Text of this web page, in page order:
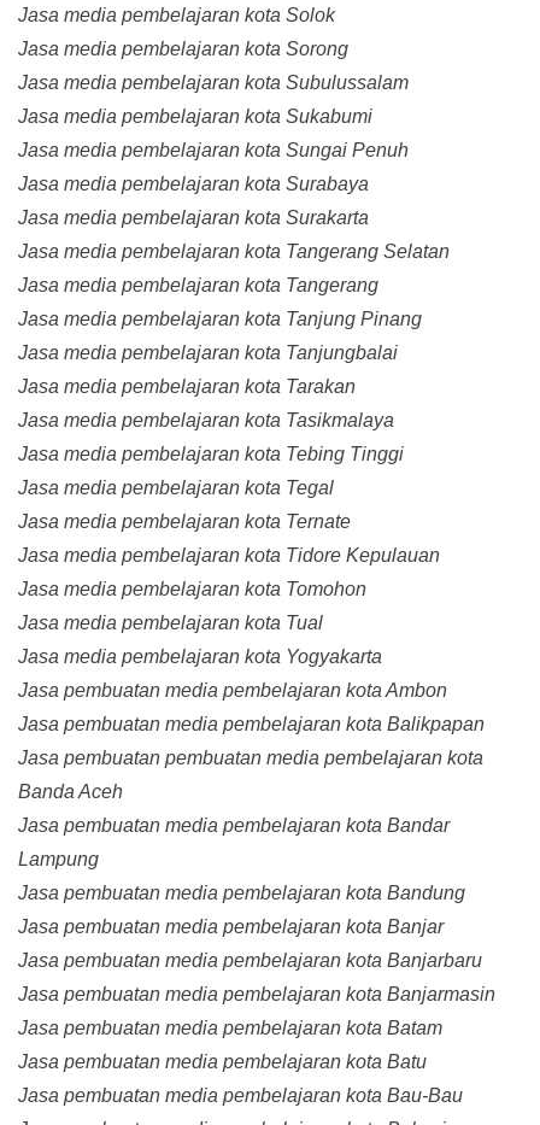
Jasa media pembelajaran kota Solok
Jasa media pembelajaran kota Sorong
Jasa media pembelajaran kota Subulussalam
Jasa media pembelajaran kota Sukabumi
Jasa media pembelajaran kota Sungai Penuh
Jasa media pembelajaran kota Surabaya
Jasa media pembelajaran kota Surakarta
Jasa media pembelajaran kota Tangerang Selatan
Jasa media pembelajaran kota Tangerang
Jasa media pembelajaran kota Tanjung Pinang
Jasa media pembelajaran kota Tanjungbalai
Jasa media pembelajaran kota Tarakan
Jasa media pembelajaran kota Tasikmalaya
Jasa media pembelajaran kota Tebing Tinggi
Jasa media pembelajaran kota Tegal
Jasa media pembelajaran kota Ternate
Jasa media pembelajaran kota Tidore Kepulauan
Jasa media pembelajaran kota Tomohon
Jasa media pembelajaran kota Tual
Jasa media pembelajaran kota Yogyakarta
Jasa pembuatan media pembelajaran kota Ambon
Jasa pembuatan media pembelajaran kota Balikpapan
Jasa pembuatan pembuatan media pembelajaran kota
Banda Aceh
Jasa pembuatan media pembelajaran kota Bandar
Lampung
Jasa pembuatan media pembelajaran kota Bandung
Jasa pembuatan media pembelajaran kota Banjar
Jasa pembuatan media pembelajaran kota Banjarbaru
Jasa pembuatan media pembelajaran kota Banjarmasin
Jasa pembuatan media pembelajaran kota Batam
Jasa pembuatan media pembelajaran kota Batu
Jasa pembuatan media pembelajaran kota Bau-Bau